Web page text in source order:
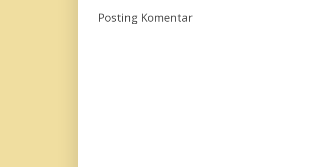
Posting Komentar